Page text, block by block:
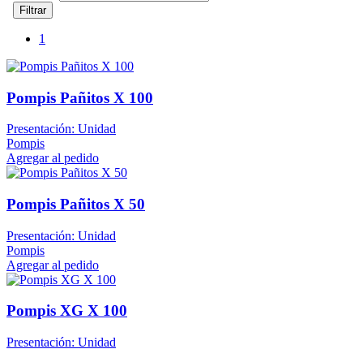
Filtrar
1
Pompis Pañitos X 100
Presentación: Unidad
Pompis
Agregar al pedido
Pompis Pañitos X 50
Presentación: Unidad
Pompis
Agregar al pedido
Pompis XG X 100
Presentación: Unidad